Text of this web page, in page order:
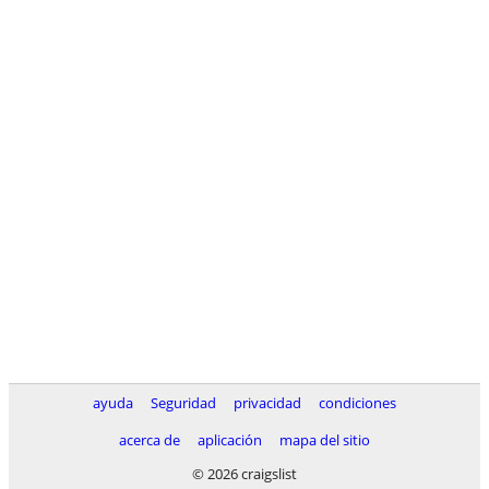
ayuda Seguridad privacidad
condiciones
acerca de
aplicación
mapa del sitio
© 2026 craigslist